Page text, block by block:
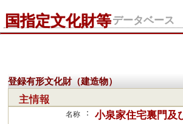
国指定文化財等データベース
登録有形文化財（建造物）
主情報
名称 ： 小泉家住宅裏門及